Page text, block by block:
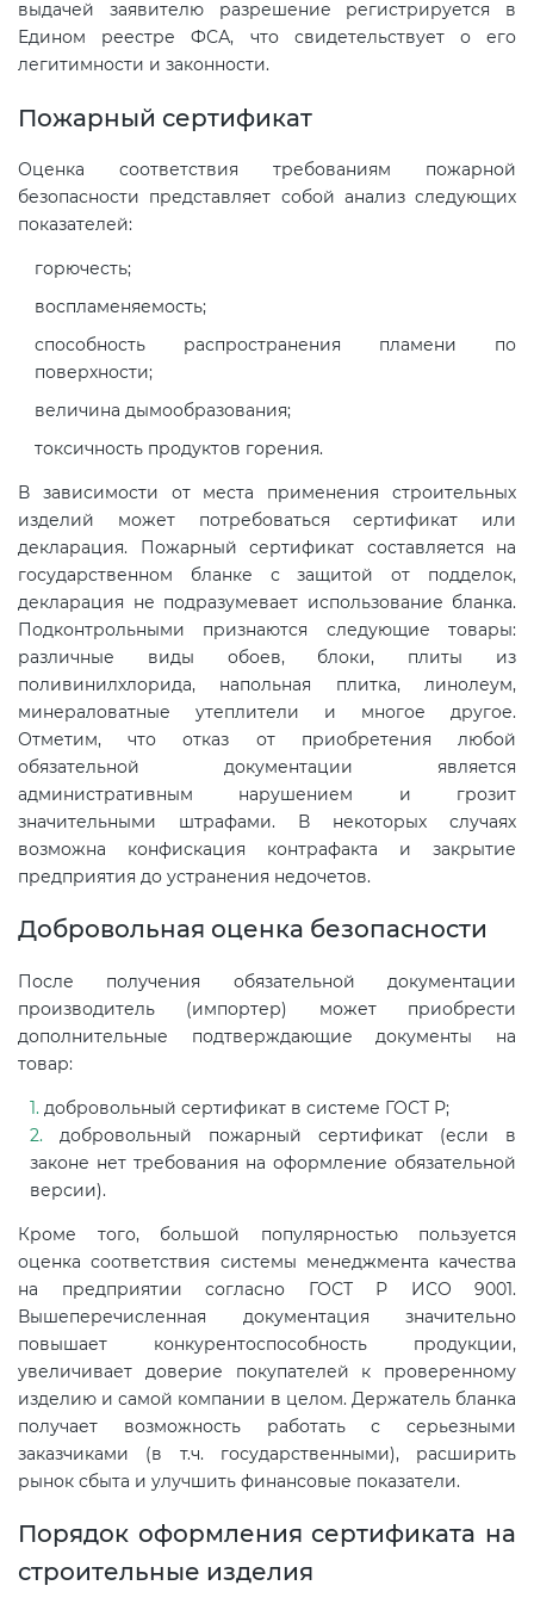
выдачей заявителю разрешение регистрируется в
Едином реестре ФСА, что свидетельствует о его
легитимности и законности.
Пожарный сертификат
Оценка соответствия требованиям пожарной
безопасности представляет собой анализ следующих
показателей:
горючесть;
воспламеняемость;
способность распространения пламени по
поверхности;
величина дымообразования;
токсичность продуктов горения.
В зависимости от места применения строительных
изделий может потребоваться сертификат или
декларация. Пожарный сертификат составляется на
государственном бланке с защитой от подделок,
декларация не подразумевает использование бланка.
Подконтрольными признаются следующие товары:
различные виды обоев, блоки, плиты из
поливинилхлорида, напольная плитка, линолеум,
минераловатные утеплители и многое другое.
Отметим, что отказ от приобретения любой
обязательной документации является
административным нарушением и грозит
значительными штрафами. В некоторых случаях
возможна конфискация контрафакта и закрытие
предприятия до устранения недочетов.
Добровольная оценка безопасности
После получения обязательной документации
производитель (импортер) может приобрести
дополнительные подтверждающие документы на
товар:
добровольный сертификат в системе ГОСТ Р;
добровольный пожарный сертификат (если в
законе нет требования на оформление обязательной
версии).
Кроме того, большой популярностью пользуется
оценка соответствия системы менеджмента качества
на предприятии согласно ГОСТ Р ИСО 9001.
Вышеперечисленная документация значительно
повышает конкурентоспособность продукции,
увеличивает доверие покупателей к проверенному
изделию и самой компании в целом. Держатель бланка
получает возможность работать с серьезными
заказчиками (в т.ч. государственными), расширить
рынок сбыта и улучшить финансовые показатели.
Порядок оформления сертификата на
строительные изделия